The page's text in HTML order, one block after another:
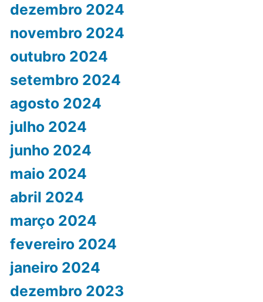
dezembro 2024
novembro 2024
outubro 2024
setembro 2024
agosto 2024
julho 2024
junho 2024
maio 2024
abril 2024
março 2024
fevereiro 2024
janeiro 2024
dezembro 2023